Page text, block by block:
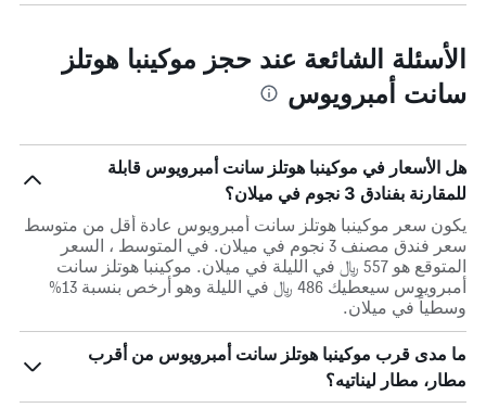
الأسئلة الشائعة عند حجز موكينبا هوتلز
سانت أمبرويوس
هل الأسعار في موكينبا هوتلز سانت أمبرويوس قابلة
للمقارنة بفنادق 3 نجوم في ميلان؟
يكون سعر موكينبا هوتلز سانت أمبرويوس عادة أقل من متوسط ​​
سعر فندق مصنف 3 نجوم في ميلان. في المتوسط ، السعر
المتوقع هو 557 ﷼ في الليلة في ميلان. موكينبا هوتلز سانت
أمبرويوس سيعطيك 486 ﷼ في الليلة وهو أرخص بنسبة 13%
وسطياً في ميلان.
ما مدى قرب موكينبا هوتلز سانت أمبرويوس من أقرب
مطار، مطار ليناتيه؟